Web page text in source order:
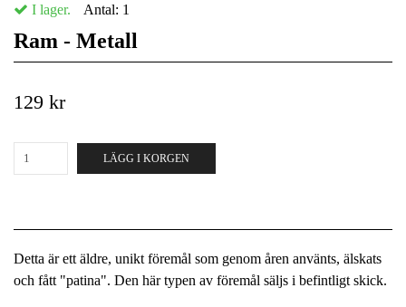
I lager. Antal: 1
Ram - Metall
129 kr
LÄGG I KORGEN
Detta är ett äldre, unikt föremål som genom åren använts, älskats
och fått "patina". Den här typen av föremål säljs i befintligt skick.